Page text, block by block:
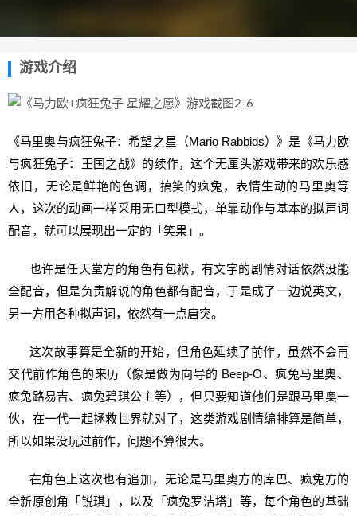
游戏介绍
《马里奥与疯狂兔子：希望之星（Mario Rabbids）》是《马力欧
与疯狂兔子：王国之战》的续作，这个无厘头游戏带来的欢乐感
依旧，无论是鲜艳的色调，搞笑的疯兔，表情生动的马里奥等
人，这次的动画一样采用无口型模式，单靠动作与基本的拟声词
配音，就可以展现出一定的「笑果」。
也许是任天堂方的角色有包袱，有文字的剧情对话依然没能
全配音，但是负责解说的角色都有配音，于是成了一边说英文，
另一方用各种拟声词，依然有一点唐突。
这次故事算是全新的开始，但角色延续了前作，虽然不会再
交代前作角色的来历（像是做为向导的 Beep-O、疯兔马里奥、
疯兔路易吉、疯兔碧琪公主等），但只要知道他们是跟马里奥一
伙，在一代一起拯救世界就对了，这类游戏剧情编排算是简单，
所以如果没玩过前作，问题不算很大。
在角色上这次也有追加，无论是马里奥方的库巴、疯兔方的
全新原创角「锐琪」，以及「疯兔罗洁塔」等，每个角色的基础